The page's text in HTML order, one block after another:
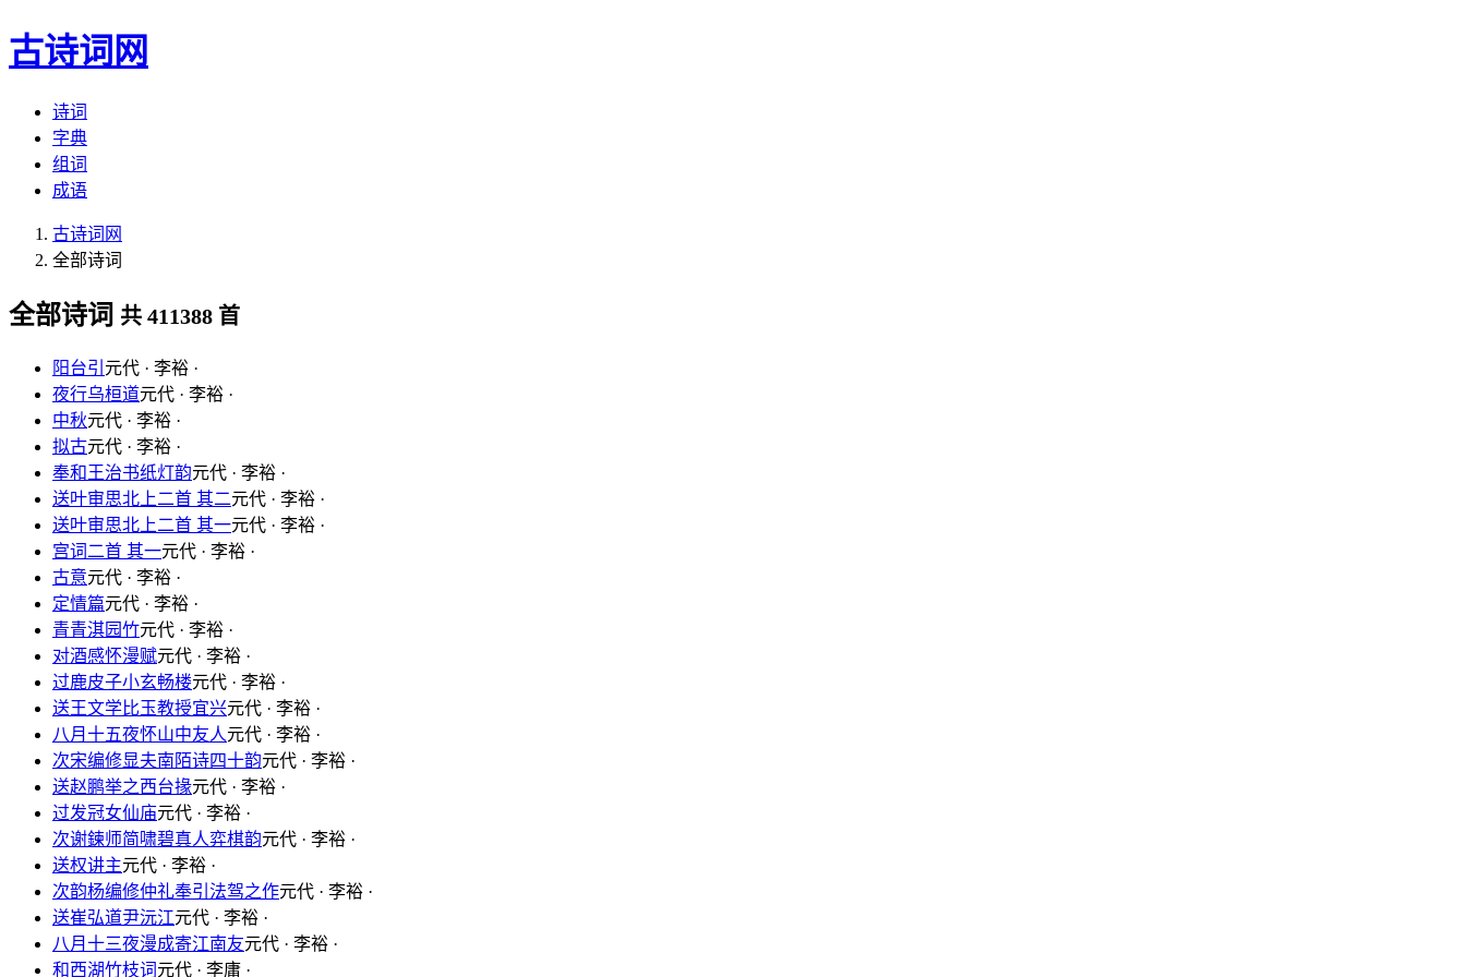
古诗词网
诗词
字典
组词
成语
古诗词网
全部诗词
全部诗词 共 411388 首
阳台引 元代 · 李裕 ·
夜行乌桓道元代 · 李裕 ·
中秋元代 · 李裕 ·
拟古元代 · 李裕 ·
奉和王治书纸灯韵元代 · 李裕 ·
送叶审思北上二首 其二元代 · 李裕 ·
送叶审思北上二首 其一元代 · 李裕 ·
宫词二首 其一元代 · 李裕 ·
古意元代 · 李裕 ·
定情篇元代 · 李裕 ·
青青淇园竹元代 · 李裕 ·
对酒感怀漫赋元代 · 李裕 ·
过鹿皮子小玄畅楼元代 · 李裕 ·
送王文学比玉教授宜兴元代 · 李裕 ·
八月十五夜怀山中友人元代 · 李裕 ·
次宋编修显夫南陌诗四十韵元代 · 李裕 ·
送赵鹏举之西台掾元代 · 李裕 ·
过发冠女仙庙元代 · 李裕 ·
次谢鍊师简啸碧真人弈棋韵元代 · 李裕 ·
送权讲主元代 · 李裕 ·
次韵杨编修仲礼奉引法驾之作元代 · 李裕 ·
送崔弘道尹沅江元代 · 李裕 ·
八月十三夜漫成寄江南友元代 · 李裕 ·
和西湖竹枝词 元代 · 李庸 ·